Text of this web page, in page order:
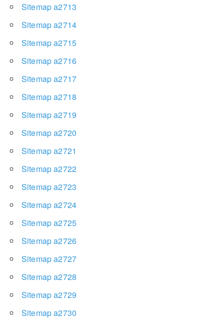
Sitemap a2713
Sitemap a2714
Sitemap a2715
Sitemap a2716
Sitemap a2717
Sitemap a2718
Sitemap a2719
Sitemap a2720
Sitemap a2721
Sitemap a2722
Sitemap a2723
Sitemap a2724
Sitemap a2725
Sitemap a2726
Sitemap a2727
Sitemap a2728
Sitemap a2729
Sitemap a2730